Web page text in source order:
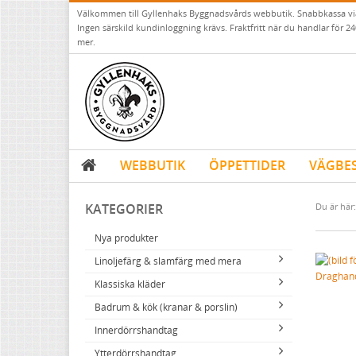
Välkommen till Gyllenhaks Byggnadsvårds webbutik. Snabbkassa
Ingen särskild kundinloggning krävs. Fraktfritt när du handlar för
mer.
WEBBUTIK ÖPPETTIDER
KATEGORIER
Nya produkter
Linoljefärg & slamfärg med mera
Linoljefärger
Vita kulörer
Grå kulörer
Gula kulörer
Matta linoljefärger
Falu rödfärg (slamfärger)
Konstnärsfärger
Klassiska kläder
Resistant Work Wear
Storvästar
Västar
Badrum & kök (kranar & porslin)
Köksblandare
Tvättställsblandare
Innerdörrshandtag
Dörrhandtag mässing (innerdörr)
Ytterdörrshandtag
Du är här: